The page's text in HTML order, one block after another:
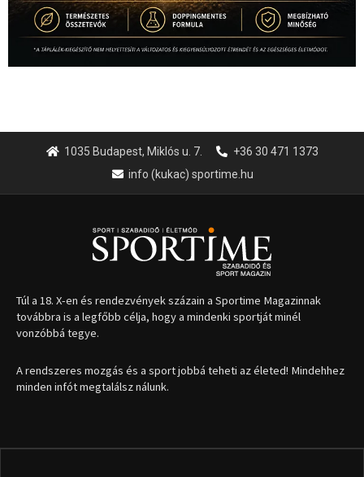
1035 Budapest, Miklós u. 7.
+36 30 471 1373
info (kukac) sportime.hu
Túl a 18. X-en és rendezvények százain a Sportime Magazinnak
továbbra is a legfőbb célja, hogy a mindenki sportját minél
vonzóbbá tegye.
A rendszeres mozgás és a sport jobbá teheti az életed! Mindehhez
minden infót megtalálsz nálunk.